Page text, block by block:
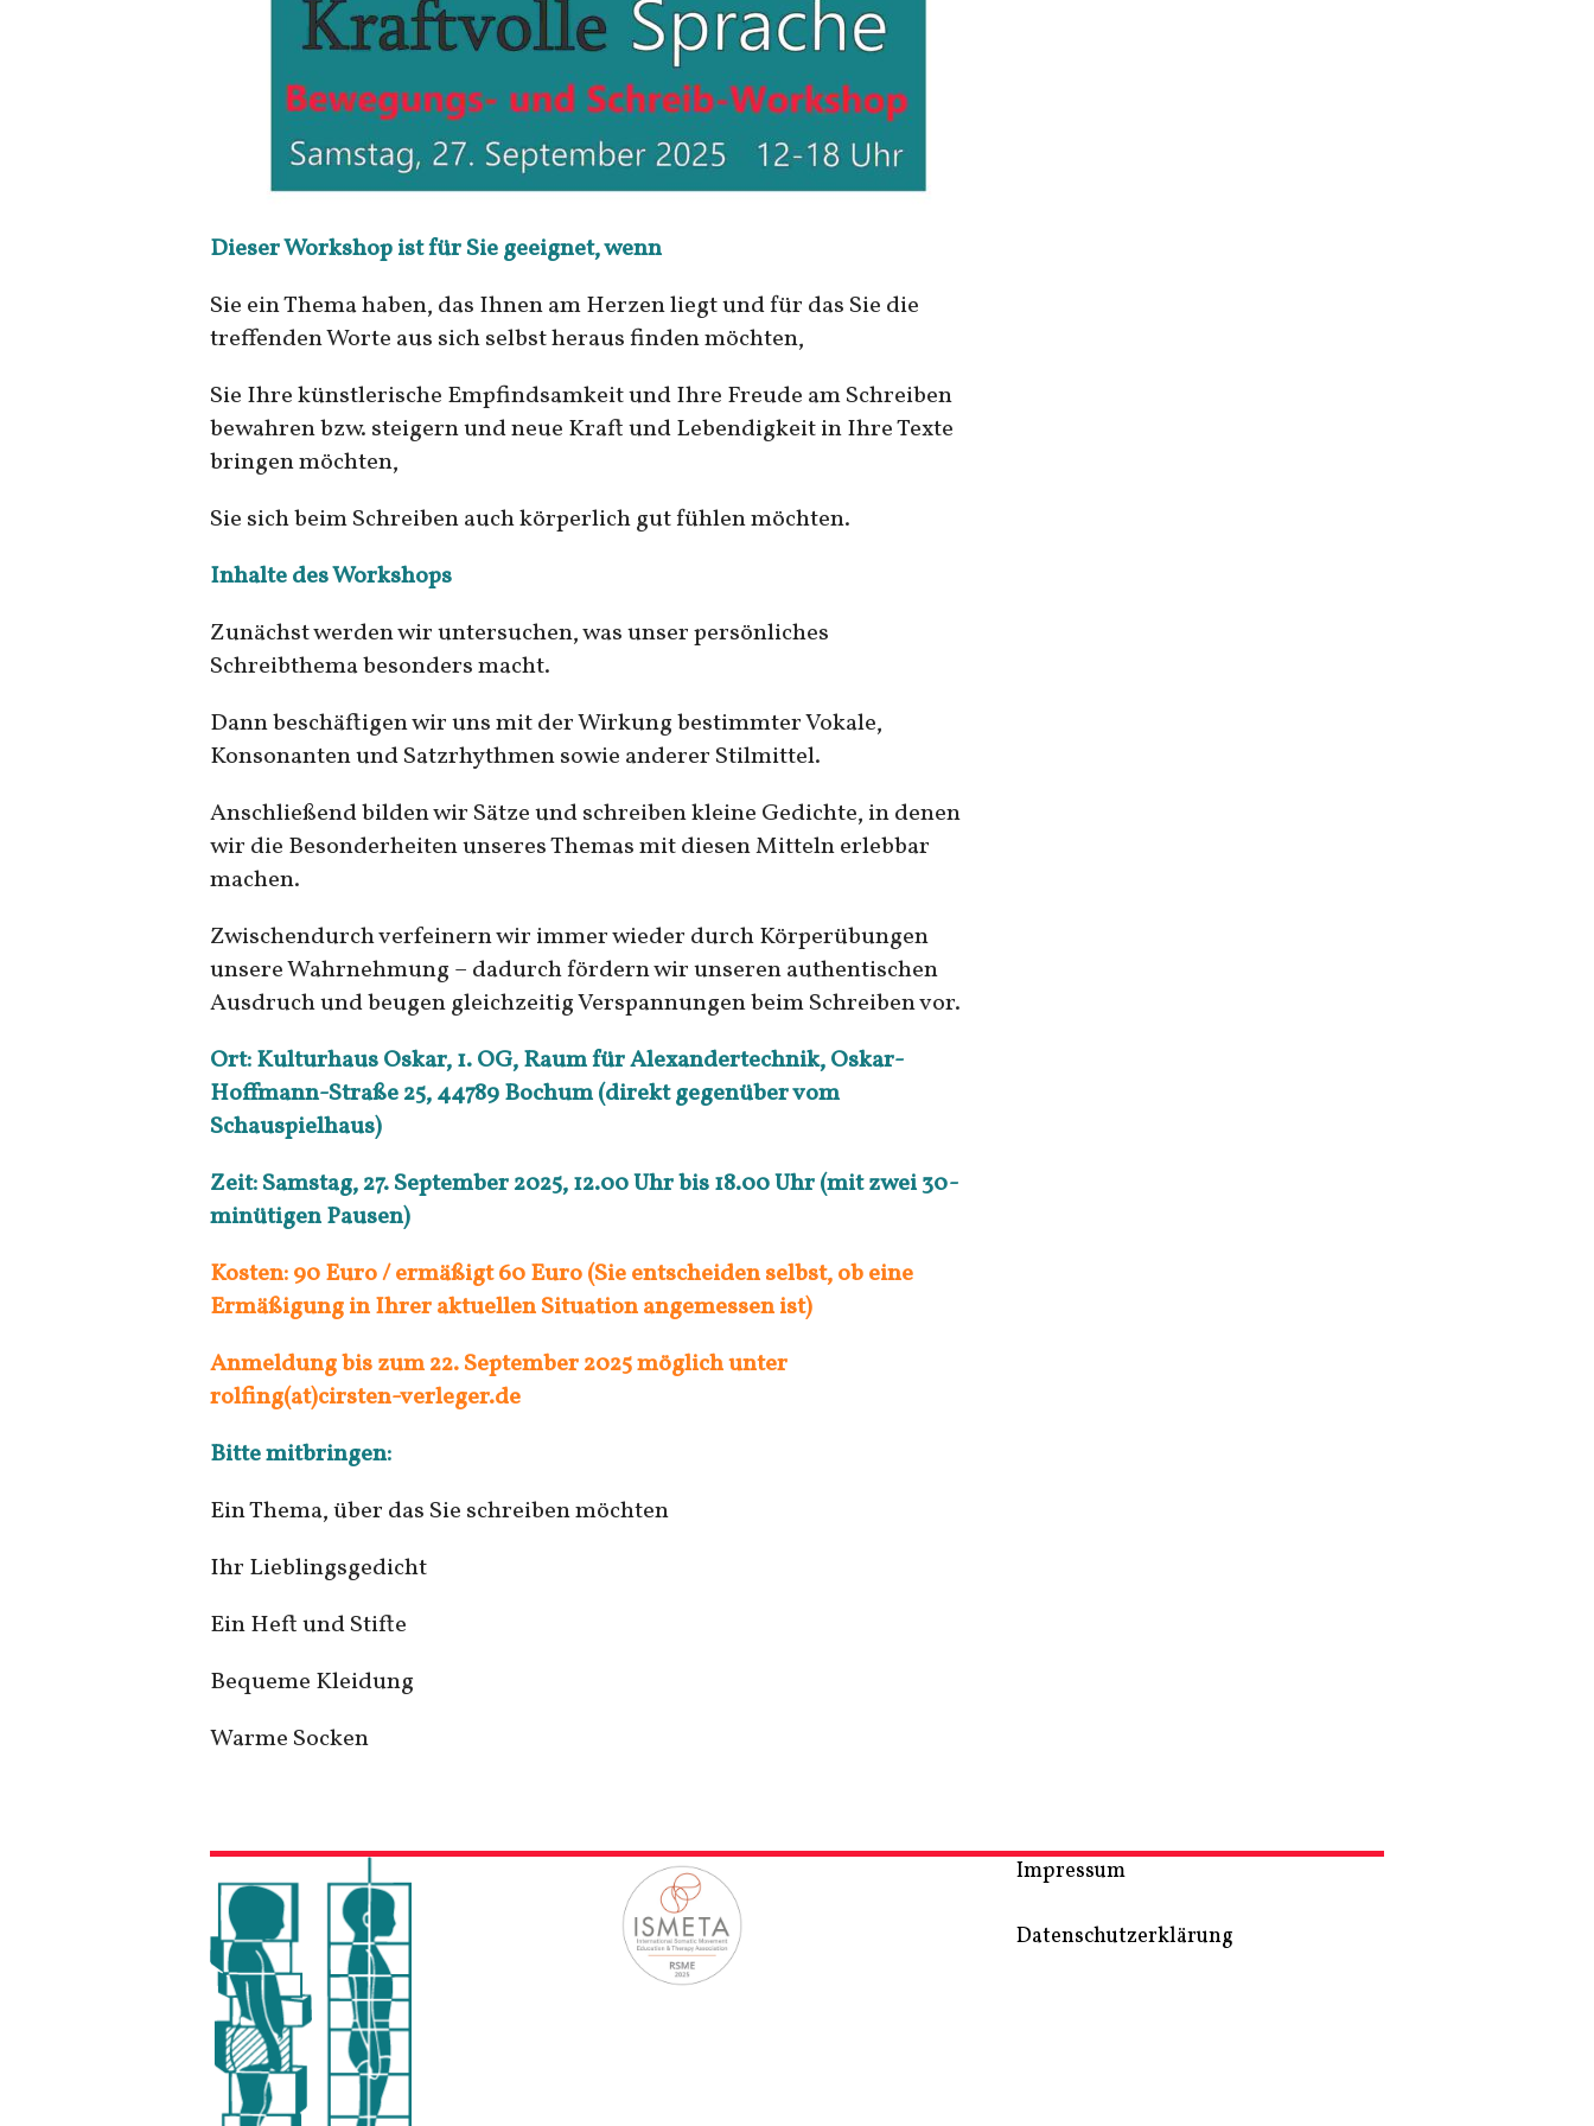
Dieser Workshop ist für Sie geeignet, wenn
Sie ein Thema haben, das Ihnen am Herzen liegt und für das Sie die
treffenden Worte aus sich selbst heraus finden möchten,
Sie Ihre künstlerische Empfindsamkeit und Ihre Freude am Schreiben
bewahren bzw. steigern und neue Kraft und Lebendigkeit in Ihre Texte
bringen möchten,
Sie sich beim Schreiben auch körperlich gut fühlen möchten.
Inhalte des Workshops
Zunächst werden wir untersuchen, was unser persönliches
Schreibthema besonders macht.
Dann beschäftigen wir uns mit der Wirkung bestimmter Vokale,
Konsonanten und Satzrhythmen sowie anderer Stilmittel.
Anschließend bilden wir Sätze und schreiben kleine Gedichte, in denen
wir die Besonderheiten unseres Themas mit diesen Mitteln erlebbar
machen.
Zwischendurch verfeinern wir immer wieder durch Körperübungen
unsere Wahrnehmung – dadurch fördern wir unseren authentischen
Ausdruch und beugen gleichzeitig Verspannungen beim Schreiben vor.
Ort: Kulturhaus Oskar, 1. OG, Raum für Alexandertechnik, Oskar-
Hoffmann-Straße 25, 44789 Bochum (direkt gegenüber vom
Schauspielhaus)
Zeit: Samstag, 27. September 2025, 12.00 Uhr bis 18.00 Uhr (mit zwei 30-
minütigen Pausen)
Kosten: 90 Euro / ermäßigt 60 Euro (Sie entscheiden selbst, ob eine
Ermäßigung in Ihrer aktuellen Situation angemessen ist)
Anmeldung bis zum 22. September 2025 möglich unter
rolfing(at)cirsten-verleger.de
Bitte mitbringen:
Ein Thema, über das Sie schreiben möchten
Ihr Lieblingsgedicht
Ein Heft und Stifte
Bequeme Kleidung
Warme Socken
Impressum
Datenschutzerklärung